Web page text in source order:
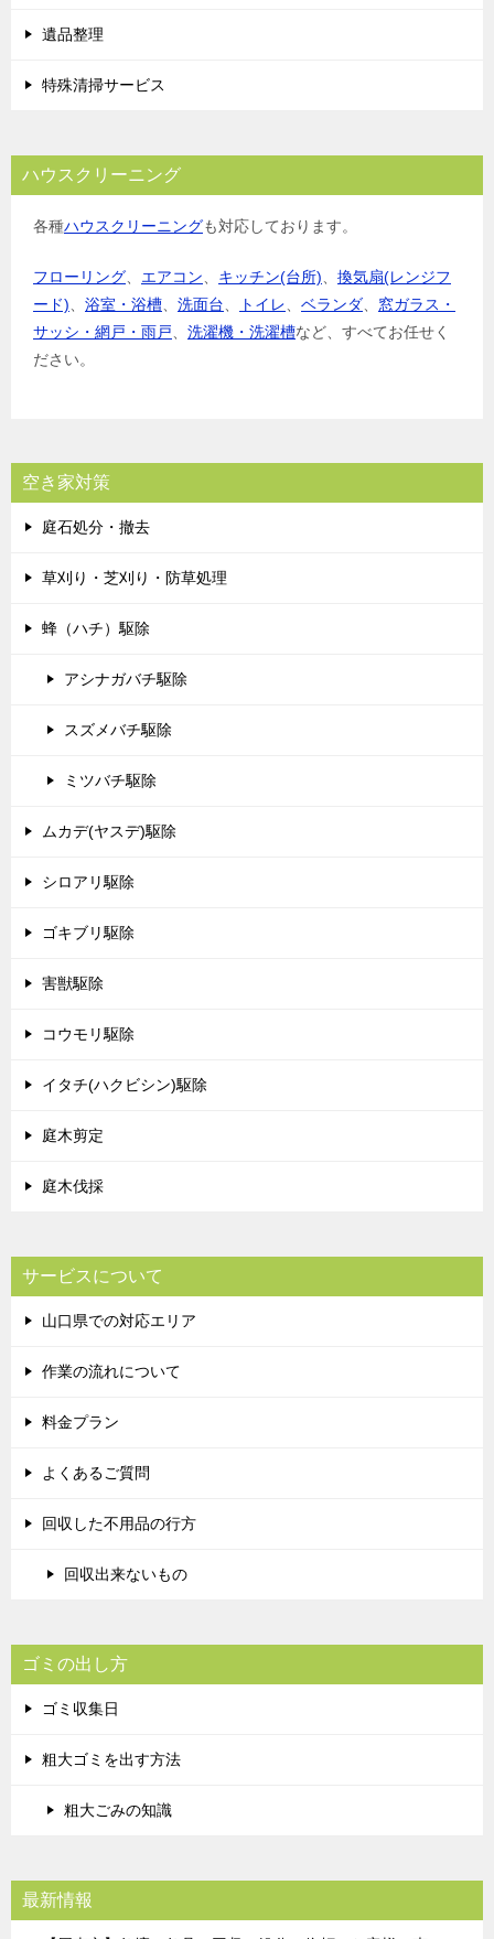
遺品整理
特殊清掃サービス
ハウスクリーニング
各種ハウスクリーニングも対応しております。
フローリング エアコン キッチン(台所)
換気扇(レンジフ
ード)
浴室・浴槽 洗面台 トイレ ベランダ
窓ガラス・
サッシ・網戸・雨戸
洗濯機・洗濯槽など、すべてお任せく
ださい。
空き家対策
庭石処分・撤去
草刈り・芝刈り・防草処理
蜂（ハチ）駆除
アシナガバチ駆除
スズメバチ駆除
ミツバチ駆除
ムカデ(ヤスデ)駆除
シロアリ駆除
ゴキブリ駆除
害獣駆除
コウモリ駆除
イタチ(ハクビシン)駆除
庭木剪定
庭木伐採
サービスについて
山口県での対応エリア
作業の流れについて
料金プラン
よくあるご質問
回収した不用品の行方
回収出来ないもの
ゴミの出し方
ゴミ収集日
粗大ゴミを出す方法
粗大ごみの知識
最新情報